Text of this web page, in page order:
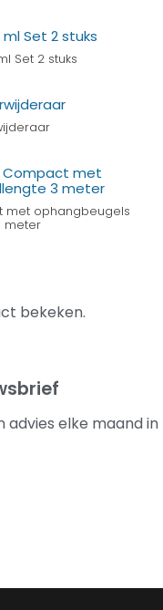
Set 2 stuks
met ophangbeugels
meter
bekeken.
advies elke maand in